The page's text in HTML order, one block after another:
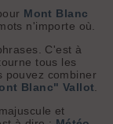
Mont Blanc
n'importe où.
C'est à
tous les
pouvez combiner
Blanc" Vallot
et